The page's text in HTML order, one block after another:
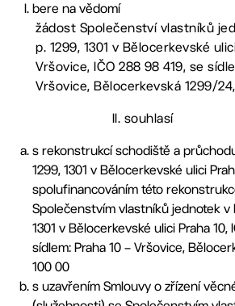
bere na vědomí
žádost Společenství vlastníků
p. 1299, 1301 v Bělocerkevské
Vršovice, IČO 288 98 419, se
Vršovice, Bělocerkevská 1299/
II. souhlasí
s rekonstrukcí schodiště a
1299, 1301 v Bělocerkevské ulici
spolufinancováním této
Společenstvím vlastníků jednotek v
1301 v Bělocerkevské ulici Praha 10,
sídlem: Praha 10 – Vršovice,
100 00
s uzavřením Smlouvy o zřízení